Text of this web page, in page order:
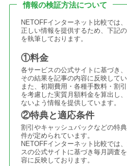
情報の検証方法について
NETOFFインターネット比較では
正しい情報を提供するため、下記
を執筆しております。
①料金
各サービスの公式サイトに基づき
その結果を記事の内容に反映してい
また、初期費用・各種手数料・割
を考慮した実質月額料金を算出し
ないよう情報を提供しています。
②特典と適応条件
割引やキャッシュバックなどの特
件が定められています。
NETOFFインターネット比較では
スの公式サイトに基づき毎月調査
容に反映しております。